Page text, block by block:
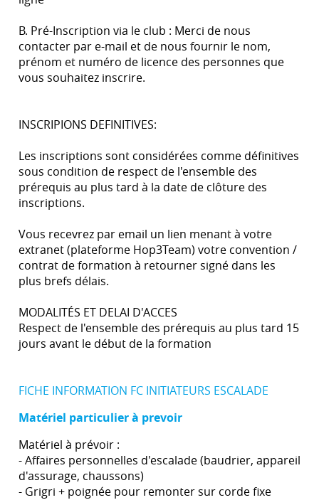
B. Pré-Inscription via le club : Merci de nous
contacter par e-mail et de nous fournir le nom,
prénom et numéro de licence des personnes que
vous souhaitez inscrire.
INSCRIPIONS DEFINITIVES:
Les inscriptions sont considérées comme définitives
sous condition de respect de l'ensemble des
prérequis au plus tard à la date de clôture des
inscriptions.
Vous recevrez par email un lien menant à votre
extranet (plateforme Hop3Team) votre convention /
contrat de formation à retourner signé dans les
plus brefs délais.
MODALITÉS ET DELAI D'ACCES
Respect de l'ensemble des prérequis au plus tard 15
jours avant le début de la formation
FICHE INFORMATION FC INITIATEURS ESCALADE
Matériel particulier à prevoir
Matériel à prévoir :
- Affaires personnelles d'escalade (baudrier, appareil
d'assurage, chaussons)
- Grigri + poignée pour remonter sur corde fixe